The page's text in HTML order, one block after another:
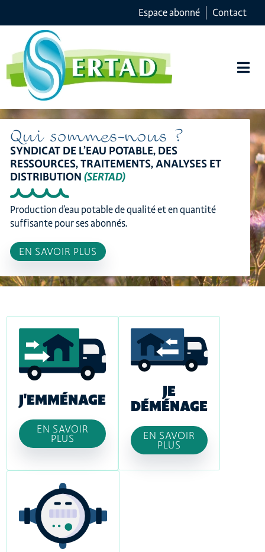
Espace abonné Contact
Qui sommes-nous ?
SYNDICAT DE L’EAU POTABLE, DES
RESSOURCES, TRAITEMENTS, ANALYSES ET
DISTRIBUTION(SERTAD)
Production d'eau potable de qualité et en quantité
suffisante pour ses abonnés.
EN SAVOIR PLUS
J'EMMÉNAGE
EN SAVOIR
PLUS
JE
DÉMÉNAGE
EN SAVOIR
PLUS